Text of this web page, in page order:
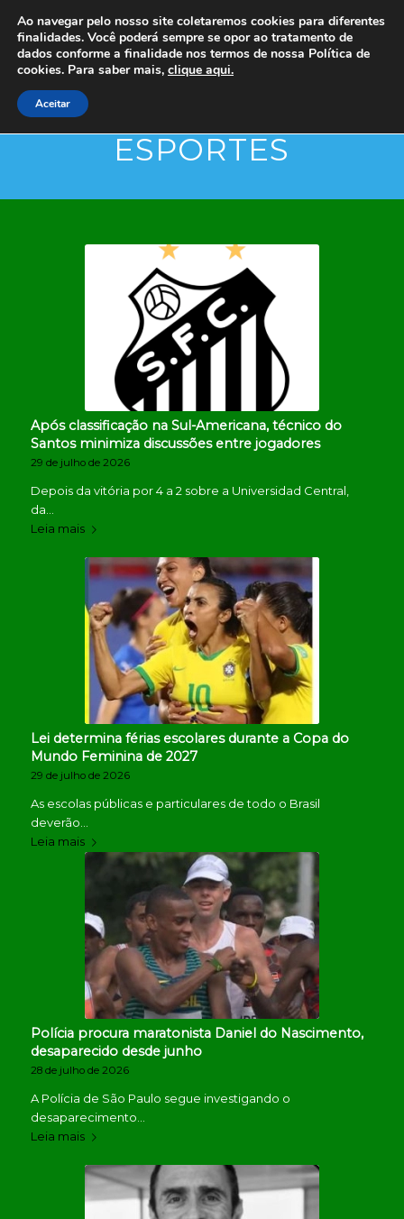
ESPORTES
Após classificação na Sul-Americana, técnico do
Santos minimiza discussões entre jogadores
29 de julho de 2026
Depois da vitória por 4 a 2 sobre a Universidad Central,
da…
Leia mais
Lei determina férias escolares durante a Copa do
Mundo Feminina de 2027
29 de julho de 2026
As escolas públicas e particulares de todo o Brasil
deverão…
Leia mais
Polícia procura maratonista Daniel do Nascimento,
desaparecido desde junho
28 de julho de 2026
A Polícia de São Paulo segue investigando o
desaparecimento…
Leia mais
Ao navegar pelo nosso site coletaremos cookies para diferentes
finalidades. Você poderá sempre se opor ao tratamento de
dados conforme a finalidade nos termos de nossa Política de
cookies. Para saber mais, clique aqui.
Aceitar